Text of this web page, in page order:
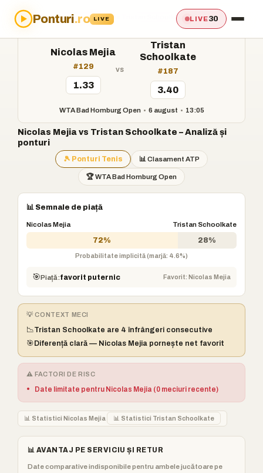
Ponturi.ro LIVE LIVE30
Acasă›Ponturi›Nicolas Mejia vs Tristan Schoolkate
Nicolas Mejia
#129
1.33
vs
Tristan
Schoolkate
#187
3.40
WTA Bad Homburg Open • 6 august • 13:05
Nicolas Mejia vs Tristan Schoolkate – Analiză și
ponturi
🎾 Ponturi Tenis 📊 Clasament ATP
🏆 WTA Bad Homburg Open
📊 Semnale de piață
Nicolas Mejia Tristan Schoolkate
72% 28%
Probabilitate implicită (marjă: 4.6%)
🎯Piață:favorit puternic Favorit: Nicolas Mejia
💡 CONTEXT MECI
📉Tristan Schoolkate are 4 înfrângeri consecutive
🎯 Diferență clară — Nicolas Mejia pornește net favorit
⚠️ FACTORI DE RISC
• Date limitate pentru Nicolas Mejia (0 meciuri recente)
📊 Statistici Nicolas Mejia 📊 Statistici Tristan Schoolkate
📊 AVANTAJ PE SERVICIU ȘI RETUR
Date comparative indisponibile pentru ambele jucătoare pe